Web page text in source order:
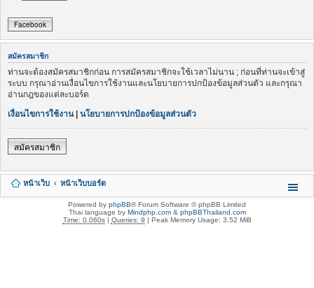
Facebook
สมัครสมาชิก
ท่านจะต้องสมัครสมาชิกก่อน การสมัครสมาชิกจะใช้เวลาไม่นาน ; ก่อนที่ท่านจะเข้าสู่
ระบบ กรุณาอ่านเงื่อนไขการใช้งานและนโยบายการปกป้องข้อมูลส่วนตัว และกรุณา
อ่านกฎของแต่ละบอร์ด
เงื่อนไขการใช้งาน| นโยบายการปกป้องข้อมูลส่วนตัว
สมัครสมาชิก
หน้าเว็บ หน้าเว็บบอร์ด
Powered by phpBB® Forum Software © phpBB Limited
Thai language by Mindphp.com& phpBBThailand.com
Time: 0.060s| Queries: 9 | Peak Memory Usage: 3.52 MiB